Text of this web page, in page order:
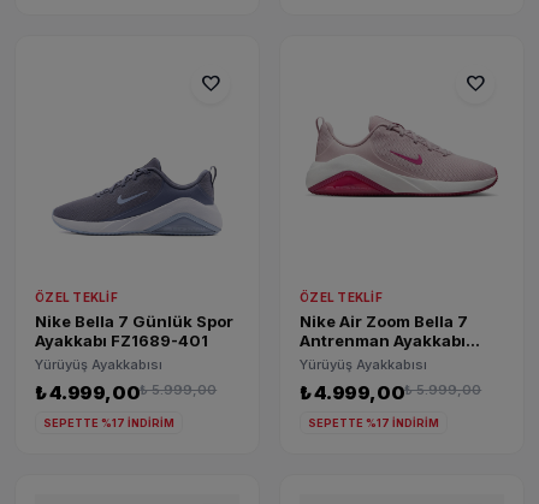
favorite
ÖZEL TEKLIF
Nike Bella 7 Günlük Spor
Ayakkabı FZ1689-401
Yürüyüş Ayakkabısı
₺ 4.999,00₺ 5.999,00
SEPETTE %17 İNDİRİM
favorite
ÖZEL TEKLIF
Nike Air Zoom Bella 7
Antrenman Ayakkabı
FZ1689-603
Yürüyüş Ayakkabısı
₺ 4.999,00₺ 5.999,00
SEPETTE %17 İNDİRİM